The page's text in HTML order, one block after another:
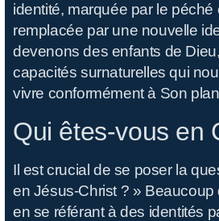
identité, marquée par le péché
remplacée par une nouvelle
devenons des enfants de
capacités surnaturelles qui
vivre conformément à Son
Qui êtes-vous en
Il est crucial de se poser la
en Jésus-Christ ? » Beaucoup
en se référant à des identités